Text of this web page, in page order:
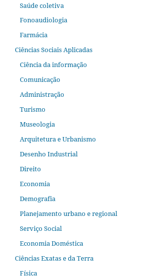
Saúde coletiva
Fonoaudiologia
Farmácia
Ciências Sociais Aplicadas
Ciência da informação
Comunicação
Administração
Turismo
Museologia
Arquitetura e Urbanismo
Desenho Industrial
Direito
Economia
Demografia
Planejamento urbano e regional
Serviço Social
Economia Doméstica
Ciências Exatas e da Terra
Física